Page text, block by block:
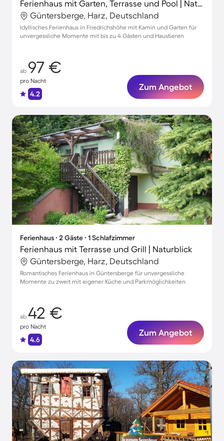
Ferienhaus mit Garten, Terrasse und Pool | Naturblick
Güntersberge, Harz, Deutschland
Idyllisches Ferienhaus in Friedrichshöhe mit Kamin und Garten für
unvergessliche Momente mit bis zu 4 Gästen und Haustieren
ab 97 €
pro Nacht
4.2
Zum Angebot
Ferienhaus ∙ 2 Gäste ∙ 1 Schlafzimmer
Ferienhaus mit Terrasse und Grill | Naturblick
Güntersberge, Harz, Deutschland
Romantisches Ferienhaus in Güntersberge für unvergessliche
Momente zu zweit mit eigener Küche und Parkmöglichkeiten
ab 42 €
pro Nacht
4.6
Zum Angebot